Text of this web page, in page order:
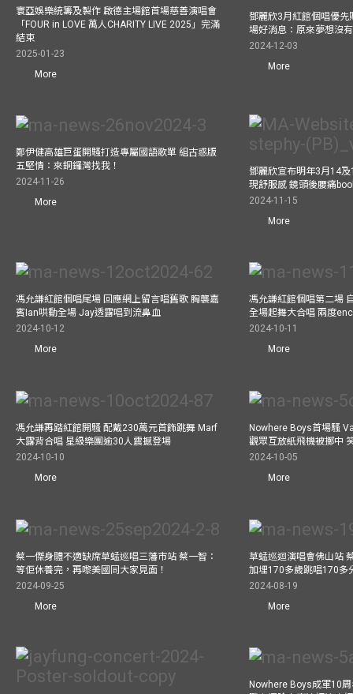
寰亞娛樂統籌及製作 啟德主場館首場慈善演唱會
「FOUR in LOVE 萬人CHARITY LIVE 2025」完滿
結束
2025-01-23
More
鄧麗欣3月紅館個唱優先
場好消息：原來夢想沒
2024-12-03
More
鄭伊健高雄巨蛋開騷打造專屬國語歌單 組古惑版
五堅情：來銅鑼灣找我！
2024-11-26
More
鄧麗欣宣布明年3月14
現舒服感 鏡頭後腰痛
2024-11-15
More
馮允謙紅館個唱尾場 回應網上留言唱舊歌 胸襲嘉
賓Ian哄動全場 Jay透露唱到流鼻血
2024-10-12
More
馮允謙紅館個唱第二場
全場起舞大合唱 兩度
2024-10-11
More
馮允謙再踏紅館開騷 配戴230萬元首飾跳舞 Marf
大露背合唱 星級樂團逾30人震撼登場
2024-10-10
More
Nowhere Boys首場騷
觀眾互放紙飛機被擲中
2024-10-05
More
蔡一傑身體不適缺席草蜢巡唱三藩市站 蔡一智：
等佢休養完，再嚟美國同大家見面！
2024-09-25
More
草蜢巡迴演唱會佛山站
加埋170多歲跳唱170多
2024-08-19
More
Nowhere Boys成軍10